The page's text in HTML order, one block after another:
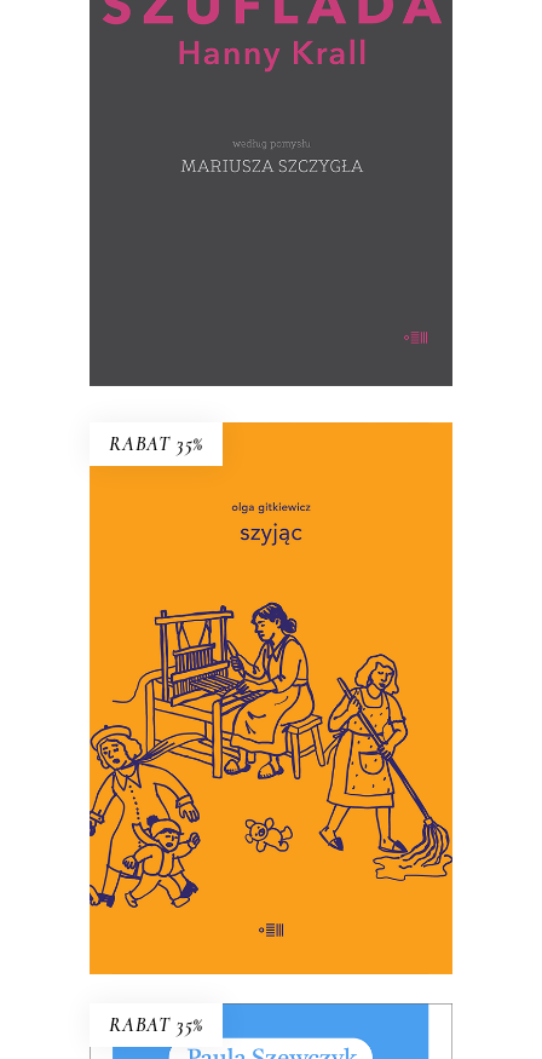
Co Hanna Krall trzyma w szufladzie?
(ręcznie numerowane egzemplarze –
RABAT 35%
E-BOOK DO KOSZYKA
To miniaturowe eseje o
codzienności, w której wymagamy
coraz więcej troski, i w której
martwić się jest łatwiej niż
troszczyć.
53.00zł 34.45 zł
KSIĄŻKA DO KOSZYKA
RABAT 35%